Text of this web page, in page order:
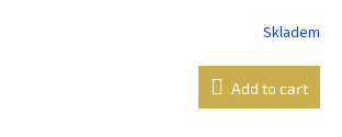
Skladem
Add to cart